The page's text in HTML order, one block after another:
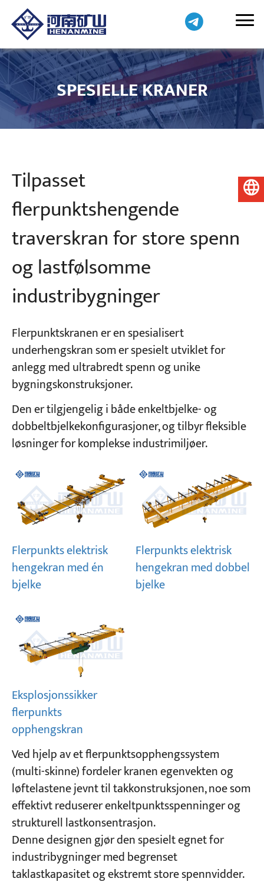
Prosjekter
Blogger
Nyheter
Kontakt oss
SPESIELLE KRANER
Tilpasset
flerpunktshengende
traverskran for store spenn
og lastfølsomme
industribygninger
Flerpunktskranen er en spesialisert
underhengskran som er spesielt utviklet for
anlegg med ultrabredt spenn og unike
bygningskonstruksjoner.
Den er tilgjengelig i både enkeltbjelke- og
dobbeltbjelkekonfigurasjoner, og tilbyr fleksible
løsninger for komplekse industrimiljøer.
Flerpunkts elektrisk
hengekran med én
bjelke
Flerpunkts elektrisk
hengekran med dobbel
bjelke
Eksplosjonssikker
flerpunkts
opphengskran
Ved hjelp av et flerpunktsopphengssystem
(multi-skinne) fordeler kranen egenvekten og
løftelastene jevnt til takkonstruksjonen, noe som
effektivt reduserer enkeltpunktsspenninger og
strukturell lastkonsentrasjon.
Denne designen gjør den spesielt egnet for
industribygninger med begrenset
taklastkapasitet og ekstremt store spennvidder.
Norsk